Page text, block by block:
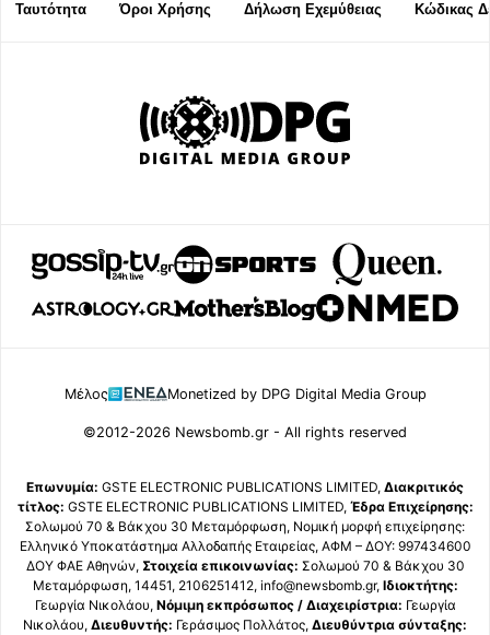
Ταυτότητα Όροι Χρήσης Δήλωση Εχεμύθειας Κώδικας
Μέλος Monetized by DPG Digital Media Group
©2012-2026 Newsbomb.gr - All rights reserved
Επωνυμία: GSTE ELECTRONIC PUBLICATIONS LIMITED, Διακριτικός
τίτλος: GSTE ELECTRONIC PUBLICATIONS LIMITED, Έδρα Επιχείρησης:
Σολωμού 70 & Βάκχου 30 Μεταμόρφωση, Νομική μορφή επιχείρησης:
Ελληνικό Υποκατάστημα Αλλοδαπής Εταιρείας, ΑΦΜ – ΔΟΥ: 997434600
ΔΟΥ ΦΑΕ Αθηνών, Στοιχεία επικοινωνίας: Σολωμού 70 & Βάκχου 30
Μεταμόρφωση, 14451, 2106251412, info@newsbomb.gr, Ιδιοκτήτης:
Γεωργία Νικολάου, Νόμιμη εκπρόσωπος / Διαχειρίστρια: Γεωργία
Νικολάου, Διευθυντής: Γεράσιμος Πολλάτος, Διευθύντρια σύνταξης: